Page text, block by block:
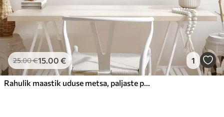
25.00€15.00 € 1
Rahulik maastik uduse metsa, paljaste puude ja rahulik järvega, mis peegeldab pehmeid roosasid ja valgeid toone